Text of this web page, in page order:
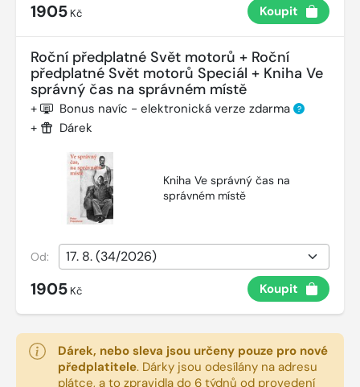
1905 Kč Koupit
Roční předplatné Svět motorů + Roční
předplatné Svět motorů Speciál + Kniha Ve
správný čas na správném místě
+ Bonus navíc - elektronická verze zdarma ?
+ Dárek
Kniha Ve správný čas na
správném místě
Od:
1905 Kč Koupit
Dárek, nebo sleva jsou určeny pouze pro nové
předplatitele. Dárky jsou odesílány na adresu
plátce, a to zpravidla do 6 týdnů od provedení